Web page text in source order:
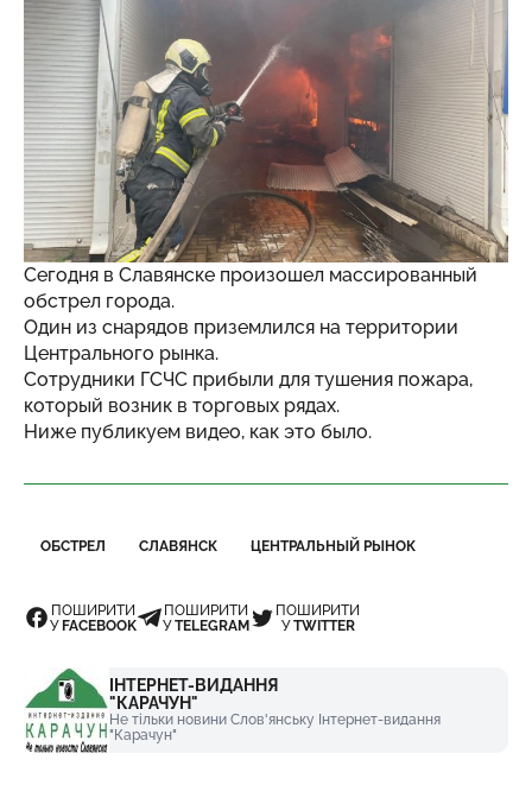
Сегодня в Славянске произошел массированный
обстрел города.
Один из снарядов приземлился на территории
Центрального рынка.
Сотрудники ГСЧС прибыли для тушения пожара,
который возник в торговых рядах.
Ниже публикуем видео, как это было.
ОБСТРЕЛ СЛАВЯНСК ЦЕНТРАЛЬНЫЙ РЫНОК
ПОШИРИТИ
У FACEBOOK
ПОШИРИТИ
УTELEGRAM
ПОШИРИТИ
УTWITTER
ІНТЕРНЕТ-ВИДАННЯ
"КАРАЧУН"
Не тільки новини Слов'янську Інтернет-видання
"Карачун"